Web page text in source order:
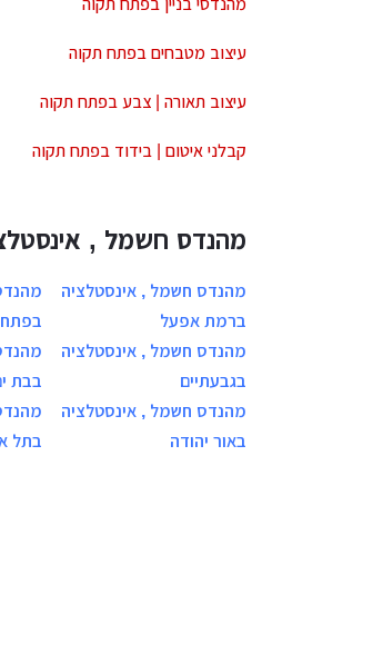
מהנדסי בניין בפתח תקוה
עיצוב מטבחים בפתח תקוה
עיצוב תאורה | צבע בפתח תקוה
קבלני איטום | בידוד בפתח תקוה
מהנדס חשמל ,
מהנדס חשמל , אינסטלציה
ברמת אפעל
מהנדס חשמל , אינסטלציה
בגבעתיים
בבת
מהנדס חשמל , אינסטלציה
באור יהודה
בתל